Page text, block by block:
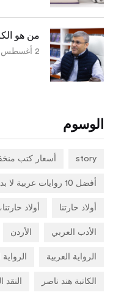
من هو
2 أغسطس، 2025
الوسوم
story أسعار كتب
أفضل 10 روايات عربية لا بد أن تقرأها قبل نهاية 2025
أولاد حارتنا أولاد
الأدب العربي الأردن
الرواية العربية
الكاتبة هند ناصر